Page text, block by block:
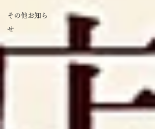
その他お知ら
せ